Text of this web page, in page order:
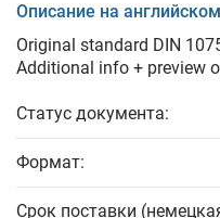
Описание на
Original standard DIN
Additional info + preview
Статус документа:
Формат:
Срок поставки